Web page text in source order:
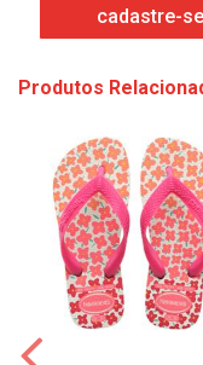
cadastre-
Produtos